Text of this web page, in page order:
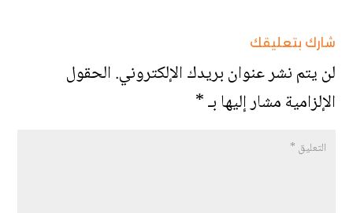
شارك بتعليقك
لن يتم نشر عنوان بريدك الإلكتروني.الحقول
الإلزامية مشار إليها بـ*